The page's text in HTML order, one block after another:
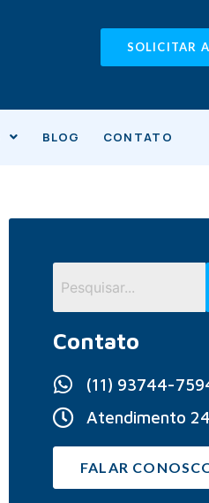
SOLICITAR
BLOG CONTATO
Contato
(11) 93744-
Atendimento
FALAR